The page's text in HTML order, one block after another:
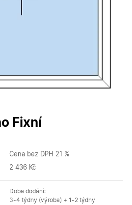
Fixní
Cena bez DPH 21 %
2 436 Kč
Doba dodání:
3-4 týdny (výroba) + 1-2 týdny